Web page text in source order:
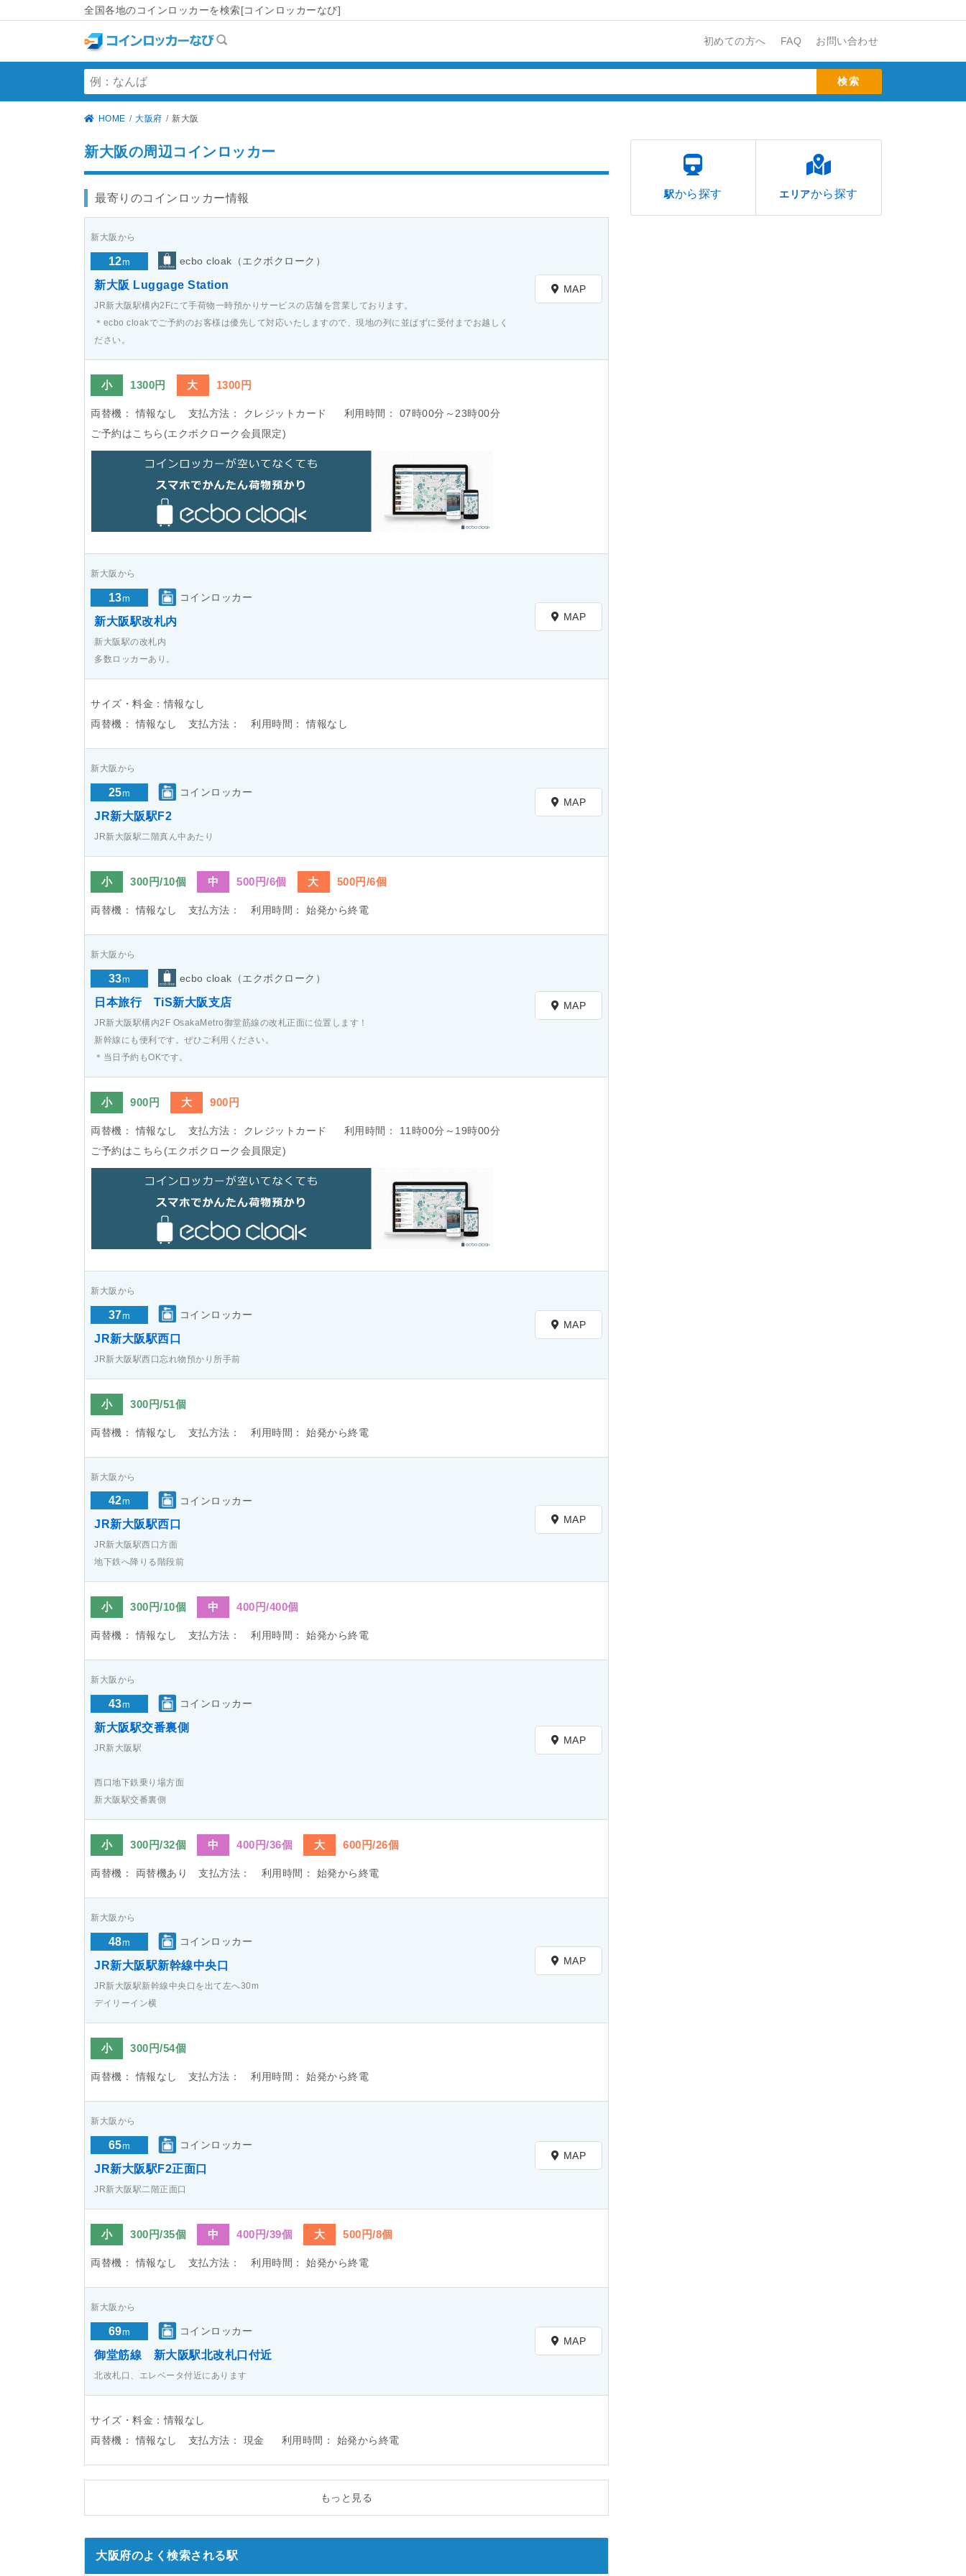
全国各地のコインロッカーを検索[コインロッカーなび]
初めての方へ FAQ お問い合わせ
HOME 大阪府 新大阪
新大阪の周辺コインロッカー
最寄りのコインロッカー情報
新大阪から
12m ecbo cloak（エクボクローク）
新大阪 Luggage Station
JR新大阪駅構内2Fにて手荷物一時預かりサービスの店舗を営業しております。
＊ecbo cloakでご予約のお客様は優先して対応いたしますので、現地の列に並ばずに受付までお越しく
ださい。
MAP
小 1300円 大 1300円
両替機： 情報なし 支払方法： クレジットカード 利用時間：
07時00分～23時00分
ご予約はこちら(エクボクローク会員限定)
新大阪から
13m コインロッカー
新大阪駅改札内
新大阪駅の改札内
多数ロッカーあり。
MAP
サイズ・料金：情報なし
両替機：
情報なし 支払方法： 利用時間： 情報なし
新大阪から
25m コインロッカー
JR新大阪駅F2
JR新大阪駅二階真ん中あたり
MAP
小 300円/10個 中 500円/6個 大 500円/6個
両替機： 情報なし 支払方法： 利用時間： 始発から終電
新大阪から
33m ecbo cloak（エクボクローク）
日本旅行 TiS新大阪支店
JR新大阪駅構内2F OsakaMetro御堂筋線の改札正面に位置します！
新幹線にも便利です。ぜひご利用ください。
＊当日予約もOKです。
MAP
小 900円 大 900円
両替機： 情報なし 支払方法： クレジットカード 利用時間：
11時00分～19時00分
ご予約はこちら(エクボクローク会員限定)
新大阪から
37m コインロッカー
JR新大阪駅西口
JR新大阪駅西口忘れ物預かり所手前
MAP
小 300円/51個
両替機： 情報なし 支払方法： 利用時間： 始発から終電
新大阪から
42m コインロッカー
JR新大阪駅西口
JR新大阪駅西口方面
地下鉄へ降りる階段前
MAP
小 300円/10個 中 400円/400個
両替機： 情報なし 支払方法： 利用時間： 始発から終電
新大阪から
43m コインロッカー
新大阪駅交番裏側
JR新大阪駅
西口地下鉄乗り場方面
新大阪駅交番裏側
MAP
小 300円/32個 中 400円/36個 大 600円/26個
両替機： 両替機あり 支払方法： 利用時間： 始発から終電
新大阪から
48m コインロッカー
JR新大阪駅新幹線中央口
JR新大阪駅新幹線中央口を出て左へ30m
デイリーイン横
MAP
小 300円/54個
両替機： 情報なし 支払方法： 利用時間： 始発から終電
新大阪から
65m コインロッカー
JR新大阪駅F2正面口
JR新大阪駅二階正面口
MAP
小 300円/35個 中 400円/39個 大 500円/8個
両替機： 情報なし 支払方法： 利用時間： 始発から終電
新大阪から
69m コインロッカー
御堂筋線 新大阪駅北改札口付近
北改札口、エレベータ付近にあります
MAP
サイズ・料金：情報なし
両替機：
情報なし 支払方法： 現金 利用時間： 始発から終電
もっと見る
大阪府のよく検索される駅
駅から探す エリアから探す